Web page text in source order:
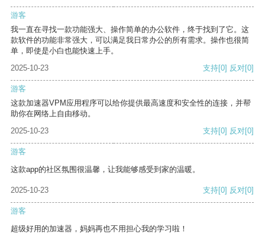
游客
我一直在寻找一款功能强大、操作简单的办公软件，终于找到了它。这
款软件的功能非常强大，可以满足我日常办公的所有需求。操作也很简
单，即使是小白也能快速上手。
2025-10-23
支持[0] 反对[0]
游客
这款加速器VPM应用程序可以给你提供最高速度和安全性的连接，并帮
助你在网络上自由移动。
2025-10-23
支持[0] 反对[0]
游客
这款app的社区氛围很温馨，让我能够感受到家的温暖。
2025-10-23 支持[0] 反对[0]
游客
超级好用的加速器，妈妈再也不用担心我的学习啦！